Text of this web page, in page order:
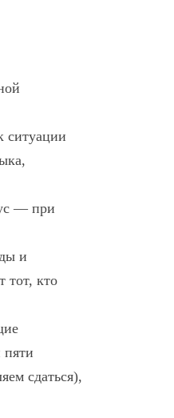
ситуации
— при
и
тот, кто
сдаться),